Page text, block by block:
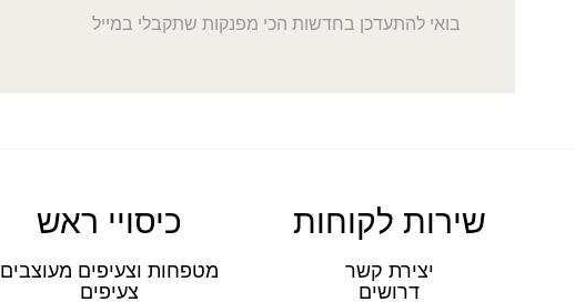
בואי להתעדכן בחדשות הכי מפנקות שתקבלי במייל
שירות לקוחות
יצירת קשר
דרושים
כיסויי ראש
מטפחות וצעיפים מעוצבים
צעיפים